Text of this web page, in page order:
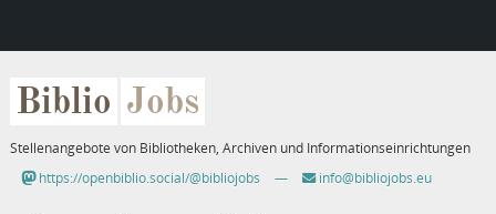
Biblio Jobs
Stellenangebote von Bibliotheken, Archiven und Informationseinrichtungen
https://openbiblio.social/@bibliojobs
— info@bibliojobs.eu